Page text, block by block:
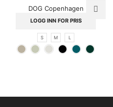
DOG Copenhagen
LOGG INN FOR PRIS
S M L